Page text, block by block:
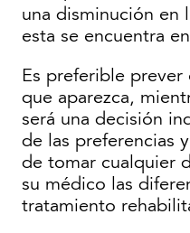
una disminución en
esta se encuentra
Es preferible
que aparezca,
será una decisión
de las preferencias
de tomar cualquier
su médico las
tratamiento